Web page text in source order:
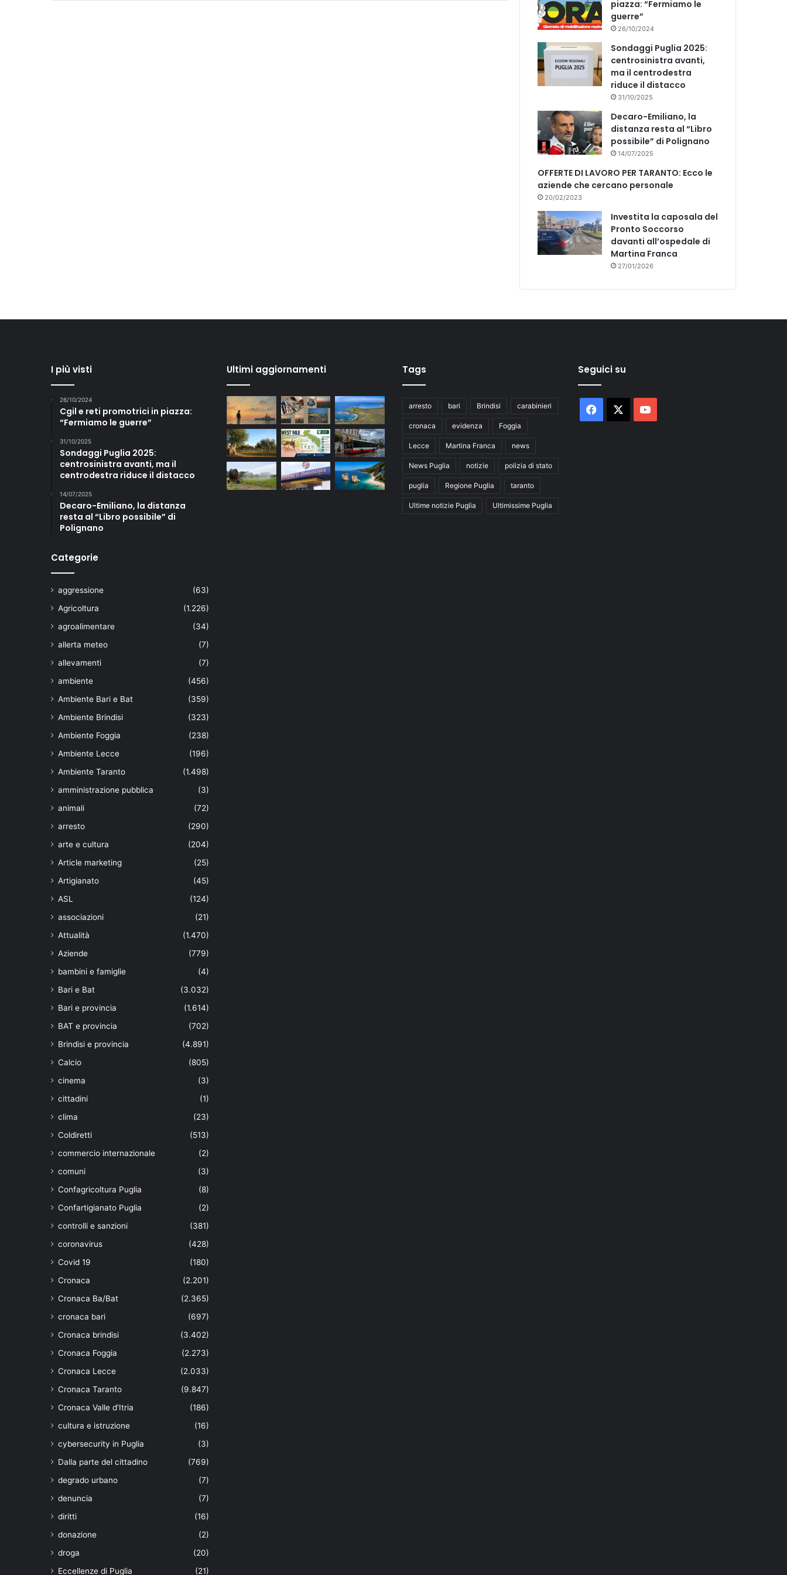
piazza: “Fermiamo le
guerre”
26/10/2024
Sondaggi Puglia 2025:
centrosinistra avanti,
ma il centrodestra
riduce il distacco
31/10/2025
Decaro-Emiliano, la
distanza resta al “Libro
possibile” di Polignano
14/07/2025
OFFERTE DI LAVORO PER TARANTO: Ecco le
aziende che cercano personale
20/02/2023
Investita la caposala del
Pronto Soccorso
davanti all’ospedale di
Martina Franca
27/01/2026
I più visti
26/10/2024
Cgil e reti promotrici in piazza:
“Fermiamo le guerre”
31/10/2025
Sondaggi Puglia 2025:
centrosinistra avanti, ma il
centrodestra riduce il distacco
14/07/2025
Decaro-Emiliano, la distanza
resta al “Libro possibile” di
Polignano
Categorie
aggressione
(63)
Agricoltura
(1.226)
agroalimentare
(34)
allerta meteo
(7)
allevamenti
(7)
ambiente
(456)
Ambiente Bari e Bat
(359)
Ambiente Brindisi
(323)
Ambiente Foggia
(238)
Ambiente Lecce
(196)
Ambiente Taranto
(1.498)
amministrazione pubblica
(3)
animali
(72)
arresto
(290)
arte e cultura
(204)
Article marketing
(25)
Artigianato
(45)
ASL
(124)
associazioni
(21)
Attualità
(1.470)
Aziende
(779)
bambini e famiglie
(4)
Bari e Bat
(3.032)
Bari e provincia
(1.614)
BAT e provincia
(702)
Brindisi e provincia
(4.891)
Calcio
(805)
cinema
(3)
cittadini
(1)
clima
(23)
Coldiretti
(513)
commercio internazionale
(2)
comuni
(3)
Confagricoltura Puglia
(8)
Confartigianato Puglia
(2)
controlli e sanzioni
(381)
coronavirus
(428)
Covid 19
(180)
Cronaca
(2.201)
Cronaca Ba/Bat
(2.365)
cronaca bari
(697)
Cronaca brindisi
(3.402)
Cronaca Foggia
(2.273)
Cronaca Lecce
(2.033)
Cronaca Taranto
(9.847)
Cronaca Valle d'Itria
(186)
cultura e istruzione
(16)
cybersecurity in Puglia
(3)
Dalla parte del cittadino
(769)
degrado urbano
(7)
denuncia
(7)
diritti
(16)
donazione
(2)
droga
(20)
Eccellenze di Puglia
(21)
Ultimi aggiornamenti Tags
arresto bari Brindisi carabinieri
cronaca evidenza Foggia
Lecce Martina Franca news
News Puglia notizie polizia di stato
puglia Regione Puglia taranto
Ultime notizie Puglia Ultimissime Puglia
Seguici su
Facebook